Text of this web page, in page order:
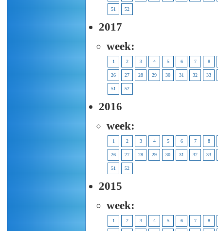
51 52
2017
week:
1 2 3 4 5 6 7 8
26 27 28 29 30 31 32 33
51 52
2016
week:
1 2 3 4 5 6 7 8
26 27 28 29 30 31 32 33
51 52
2015
week:
1 2 3 4 5 6 7 8